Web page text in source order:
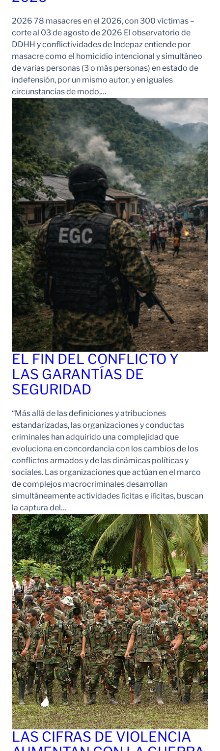
2026 78 masacres en el 2026, con 300 víctimas –
corte al 03 de agosto de 2026 El observatorio de
DDHH y conflictividades de Indepaz entiende por
masacre como el homicidio intencional y simultáneo
de varias personas (3 o más personas) en estado de
indefensión, por un mismo autor, y en iguales
circunstancias de modo,…
EL FIN DEL CONFLICTO Y
LAS GARANTÍAS DE
SEGURIDAD
“Más allá de las definiciones y atribuciones
estandarizadas, las organizaciones y conductas
criminales han adquirido una complejidad que
evoluciona en concordancia con los cambios de los
conflictos armados y de las dinámicas políticas y
sociales. Las organizaciones que actúan en el marco
de complejos macrocriminales desarrollan
simultáneamente actividades lícitas e ilícitas, buscan
la captura del…
LAS CIFRAS DE VIOLENCIA